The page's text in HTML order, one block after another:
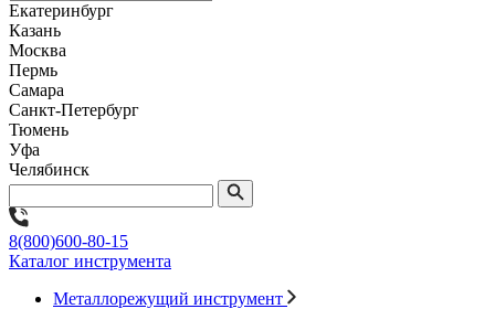
Екатеринбург
Казань
Москва
Пермь
Самара
Санкт-Петербург
Тюмень
Уфа
Челябинск
8(800)600-80-15
Каталог инструмента
Металлорежущий инструмент